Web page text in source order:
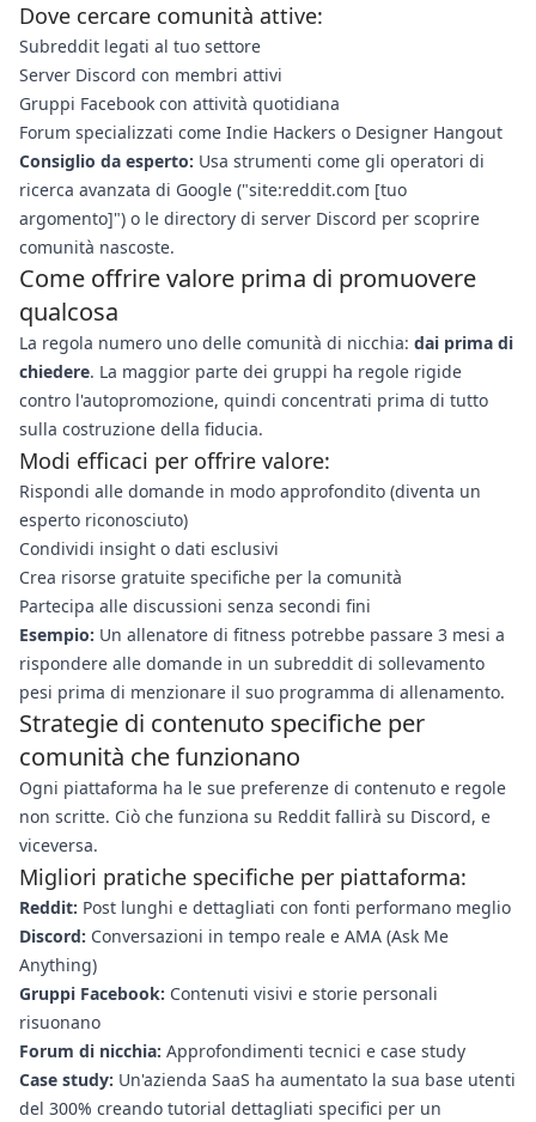
Dove cercare comunità attive:
Subreddit legati al tuo settore
Server Discord con membri attivi
Gruppi Facebook con attività quotidiana
Forum specializzati come Indie Hackers o Designer Hangout
Consiglio da esperto: Usa strumenti come gli operatori di
ricerca avanzata di Google ("site:reddit.com [tuo
argomento]") o le directory di server Discord per scoprire
comunità nascoste.
Come offrire valore prima di promuovere
qualcosa
La regola numero uno delle comunità di nicchia: dai prima di
chiedere. La maggior parte dei gruppi ha regole rigide
contro l'autopromozione, quindi concentrati prima di tutto
sulla costruzione della fiducia.
Modi efficaci per offrire valore:
Rispondi alle domande in modo approfondito (diventa un
esperto riconosciuto)
Condividi insight o dati esclusivi
Crea risorse gratuite specifiche per la comunità
Partecipa alle discussioni senza secondi fini
Esempio: Un allenatore di fitness potrebbe passare 3 mesi a
rispondere alle domande in un subreddit di sollevamento
pesi prima di menzionare il suo programma di allenamento.
Strategie di contenuto specifiche per
comunità che funzionano
Ogni piattaforma ha le sue preferenze di contenuto e regole
non scritte. Ciò che funziona su Reddit fallirà su Discord, e
viceversa.
Migliori pratiche specifiche per piattaforma:
Reddit: Post lunghi e dettagliati con fonti performano meglio
Discord: Conversazioni in tempo reale e AMA (Ask Me
Anything)
Gruppi Facebook: Contenuti visivi e storie personali
risuonano
Forum di nicchia: Approfondimenti tecnici e case study
Case study: Un'azienda SaaS ha aumentato la sua base utenti
del 300% creando tutorial dettagliati specifici per un